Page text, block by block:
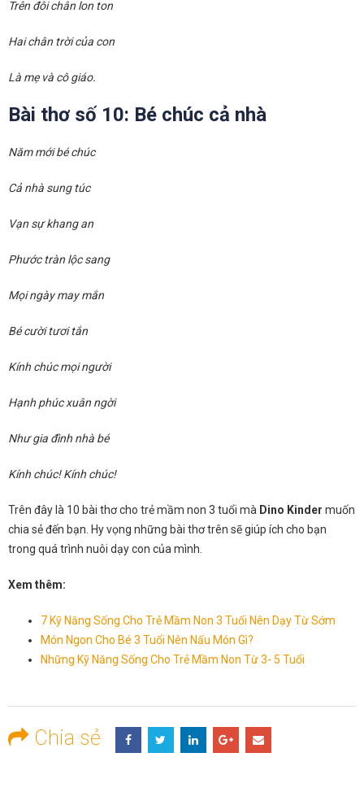
Trên đôi chân lon ton
Hai chân trời của con
Là mẹ và cô giáo.
Bài thơ số 10: Bé chúc cả nhà
Năm mới bé chúc
Cả nhà sung túc
Vạn sự khang an
Phước tràn lộc sang
Mọi ngày may mắn
Bé cười tươi tắn
Kính chúc mọi người
Hạnh phúc xuân ngời
Như gia đình nhà bé
Kính chúc! Kính chúc!
Trên đây là 10 bài thơ cho trẻ mầm non 3 tuổi mà Dino Kinder muốn
chia sẻ đến bạn. Hy vọng những bài thơ trên sẽ giúp ích cho bạn
trong quá trình nuôi dạy con của mình.
Xem thêm:
7 Kỹ Năng Sống Cho Trẻ Mầm Non 3 Tuổi Nên Dạy Từ Sớm
Món Ngon Cho Bé 3 Tuổi Nên Nấu Món Gì?
Những Kỹ Năng Sống Cho Trẻ Mầm Non Từ 3- 5 Tuổi
Chia sẻ